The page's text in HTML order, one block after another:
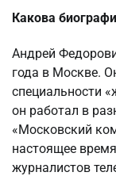
Какова
Андрей
года в Москве.
специальности
он работал в
«Московский
настоящее
журналистов